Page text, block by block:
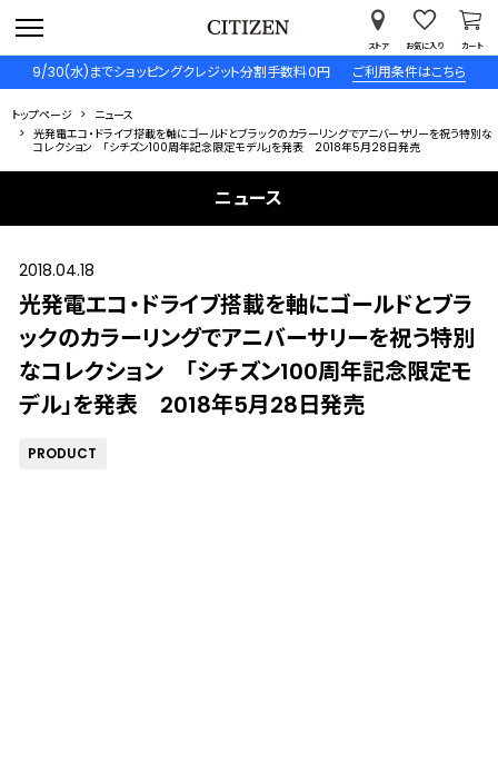
9/30(水)までショッピングクレジット分割手数料０円 ご利用条件はこちら
ストア お気に入り カート
トップページ
ニュース
光発電エコ・ドライブ搭載を軸にゴールドとブラックのカラーリングでアニバーサリーを祝う特別な
コレクション 「シチズン100周年記念限定モデル」を発表 2018年5月28日発売
ニュース
2018.04.18
光発電エコ・ドライブ搭載を軸にゴールドとブラ
ックのカラーリングでアニバーサリーを祝う特別
なコレクション 「シチズン100周年記念限定モ
デル」を発表 2018年5月28日発売
PRODUCT